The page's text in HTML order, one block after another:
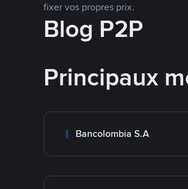
fixer vos propres prix.
Blog P2P
Principaux
Bancolombia S.A